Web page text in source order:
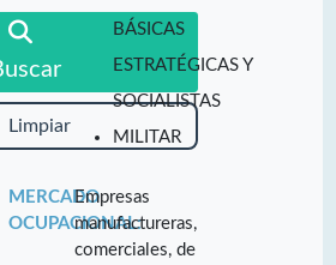
Limpiar
BÁSICAS
ESTRATÉGICAS Y
SOCIALISTAS
MILITAR
MERCADO
OCUPACIONAL:
Empresas
manufactureras,
comerciales, de